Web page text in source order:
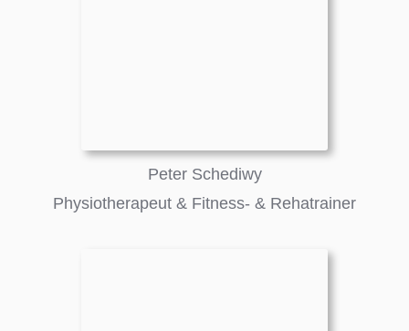
Peter Schediwy
Physiotherapeut & Fitness- & Rehatrainer